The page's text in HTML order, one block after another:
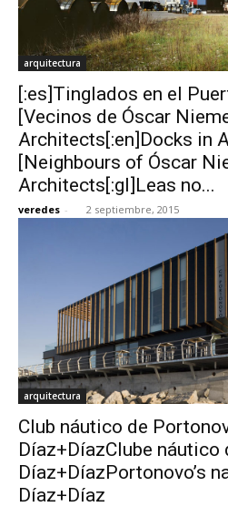
arquitectura
[:es]Tinglados en el
[Vecinos de Óscar
Architects[:en]Docks in
[Neighbours of Óscar
Architects[:gl]Leas no...
veredes - 2 septiembre, 2015
arquitectura
Club náutico de
Díaz+DíazClube náutico
Díaz+DíazPortonovo’s
Díaz+Díaz